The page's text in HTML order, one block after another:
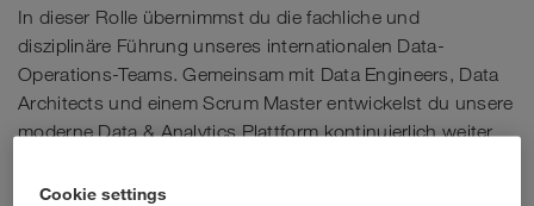
In dieser Rolle übernimmst du die fachliche und
disziplinäre Führung unseres internationalen Data-
Operations-Teams. Gemeinsam mit Data Engineers, Data
Architects und einem Scrum Master entwickelst du unsere
moderne Data & Analytics Plattform kontinuierlich weiter
für Entscheidungen und Innovationen zur Verfügung
Cookie settings